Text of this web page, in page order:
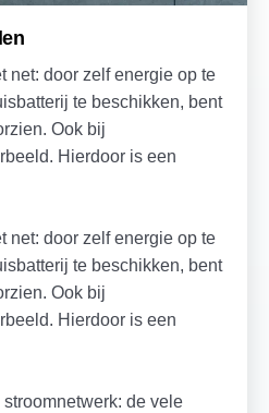
net: door zelf energie op te
te beschikken, bent
Ook bij
Hierdoor is een
net: door zelf energie op te
te beschikken, bent
Ook bij
Hierdoor is een
de vele